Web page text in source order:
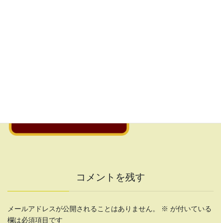
コメントを残す
メールアドレスが公開されることはありません。 ※ が付いている
欄は必須項目です